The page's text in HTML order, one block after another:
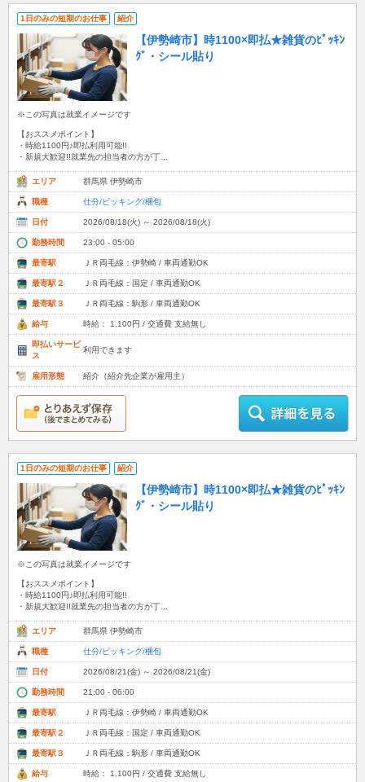
1日のみの短期のお仕事 紹介
【伊勢崎市】時1100×即払★雑貨のﾋﾟｯｷﾝ
ｸﾞ・シール貼り
※この写真は就業イメージです
【おススメポイント】
・時給1100円♪即払利用可能!!
・新規大歓迎!!就業先の担当者の方が丁...
エリア 群馬県 伊勢崎市
職種 仕分/ピッキング/梱包
日付 2026/08/18(火) ～ 2026/08/18(火)
勤務時間 23:00 - 05:00
最寄駅 ＪＲ両毛線：伊勢崎 / 車両通勤OK
最寄駅２ ＪＲ両毛線：国定 / 車両通勤OK
最寄駅３ ＪＲ両毛線：駒形 / 車両通勤OK
給与 時給： 1,100円 / 交通費 支給無し
即払いサービ
ス
利用できます
雇用形態 紹介（紹介先企業が雇用主）
1日のみの短期のお仕事 紹介
【伊勢崎市】時1100×即払★雑貨のﾋﾟｯｷﾝ
ｸﾞ・シール貼り
※この写真は就業イメージです
【おススメポイント】
・時給1100円♪即払利用可能!!
・新規大歓迎!!就業先の担当者の方が丁...
エリア 群馬県 伊勢崎市
職種 仕分/ピッキング/梱包
日付 2026/08/21(金) ～ 2026/08/21(金)
勤務時間 21:00 - 06:00
最寄駅 ＪＲ両毛線：伊勢崎 / 車両通勤OK
最寄駅２ ＪＲ両毛線：国定 / 車両通勤OK
最寄駅３ ＪＲ両毛線：駒形 / 車両通勤OK
給与 時給： 1,100円 / 交通費 支給無し